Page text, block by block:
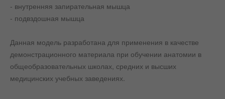
- внутренняя запирательная мышца
- подвздошная мышца
Данная модель разработана для применения в качестве
демонстрационного материала при обучении анатомии в
общеобразовательных школах, средних и высших
медицинских учебных заведениях.